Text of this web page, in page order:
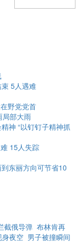
5人遇难
野党党首
局部大雨
神 “以钉钉子精神抓
15人失踪
东丽方向可节省10
截俄导弹 布林肯再
身夜空 男子被撞瞬间